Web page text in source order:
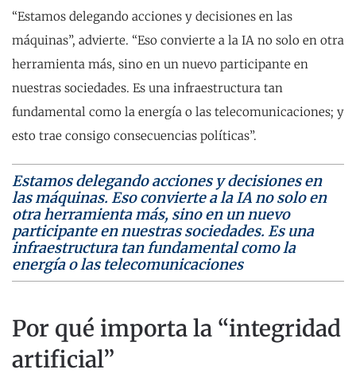
“Estamos delegando acciones y decisiones en las
máquinas”, advierte. “Eso convierte a la IA no solo en otra
herramienta más, sino en un nuevo participante en
nuestras sociedades. Es una infraestructura tan
fundamental como la energía o las telecomunicaciones; y
esto trae consigo consecuencias políticas”.
Estamos delegando acciones y decisiones en
las máquinas. Eso convierte a la IA no solo en
otra herramienta más, sino en un nuevo
participante en nuestras sociedades. Es una
infraestructura tan fundamental como la
energía o las telecomunicaciones
Por qué importa la “integridad
artificial”